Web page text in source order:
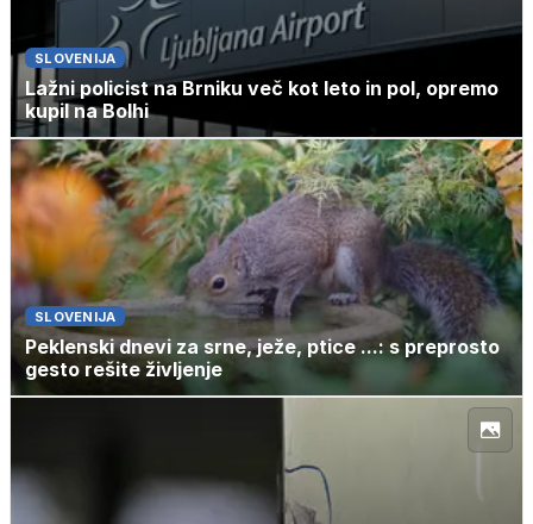
SLOVENIJA
Lažni policist na Brniku več kot leto in pol, opremo
kupil na Bolhi
SLOVENIJA
Peklenski dnevi za srne, ježe, ptice ...: s preprosto
gesto rešite življenje